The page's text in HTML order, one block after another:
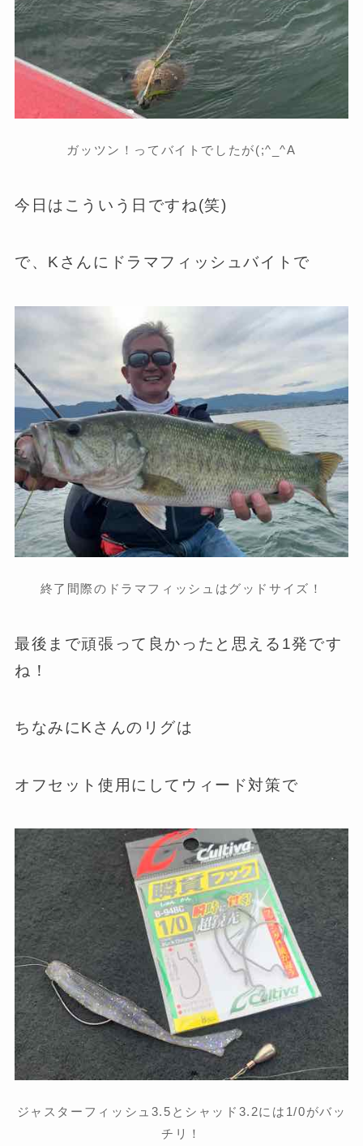
ガッツン！ってバイトでしたが(;^_^A
今日はこういう日ですね(笑)
で、Kさんにドラマフィッシュバイトで
終了間際のドラマフィッシュはグッドサイズ！
最後まで頑張って良かったと思える1発です
ね！
ちなみにKさんのリグは
オフセット使用にしてウィード対策で
ジャスターフィッシュ3.5とシャッド3.2には1/0がバッ
チリ！